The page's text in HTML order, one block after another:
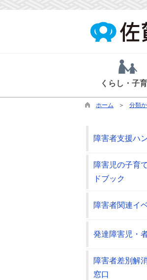
くらし・子
ホーム 分類
障害者支援ハ
障害児の子育
ドブック
障害者関連イ
発達障害児・
障害者差別解
窓口